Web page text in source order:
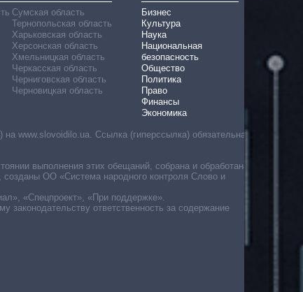
Сумская область
Тернопольская область
Харьковская область
Херсонская область
Хмельницкая область
Черкасская область
Черниговская область
Черновицкая область
Бизнес
Культура
Наука
Национальная
безопасность
Общество
Политика
Право
Финансы
Экономика
www.slovoidilo.ua. Ссылка (гиперссылка) обязательна
выполнения этих обещаний, собрана и обработана
ОО «Система народного контроля Слово и
«Спецпроект», «При поддержке».
законодательству ответственность за содержание